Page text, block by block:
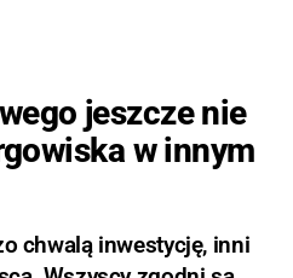
jeszcze nie
w innym
chwalą inwestycję, inni